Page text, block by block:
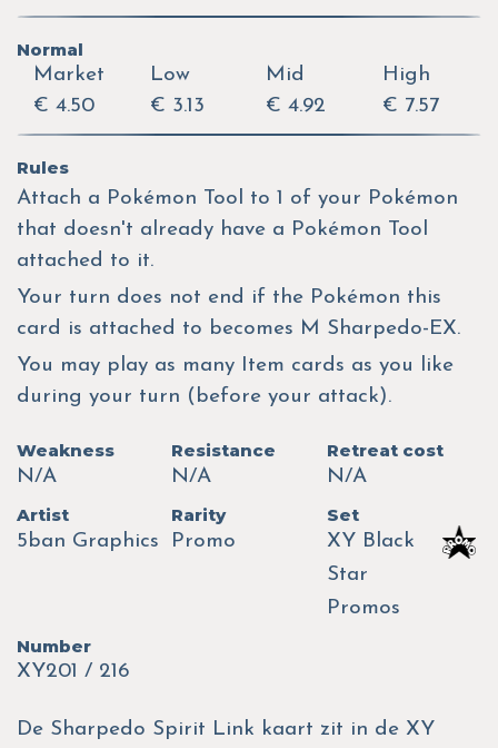
Normal
Market
€ 4.50
Low
€ 3.13
Mid
€ 4.92
High
€ 7.57
Rules
Attach a Pokémon Tool to 1 of your Pokémon
that doesn't already have a Pokémon Tool
attached to it.
Your turn does not end if the Pokémon this
card is attached to becomes M Sharpedo-EX.
You may play as many Item cards as you like
during your turn (before your attack).
Weakness
N/A
Resistance
N/A
Retreat cost
N/A
Artist
5ban Graphics
Rarity
Promo
Set
XY Black
Star
Promos
Number
XY201 / 216
De Sharpedo Spirit Link kaart zit in de XY